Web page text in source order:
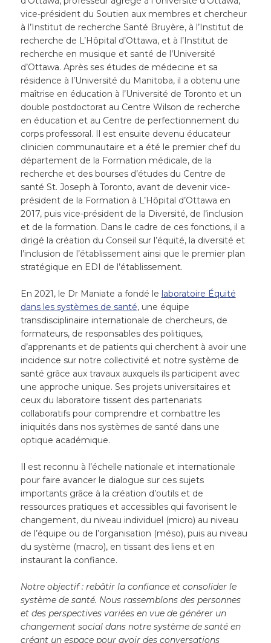
vice-président du Soutien aux membres et chercheur
à l’Institut de recherche Santé Bruyère, à l’Institut de
recherche de L’Hôpital d’Ottawa, et à l’Institut de
recherche en musique et santé de l’Université
d’Ottawa. Après ses études de médecine et sa
résidence à l’Université du Manitoba, il a obtenu une
maîtrise en éducation à l’Université de Toronto et un
double postdoctorat au Centre Wilson de recherche
en éducation et au Centre de perfectionnement du
corps professoral. Il est ensuite devenu éducateur
clinicien communautaire et a été le premier chef du
département de la Formation médicale, de la
recherche et des bourses d’études du Centre de
santé St. Joseph à Toronto, avant de devenir vice-
président de la Formation à L’Hôpital d’Ottawa en
2017, puis vice-président de la Diversité, de l’inclusion
et de la formation. Dans le cadre de ces fonctions, il a
dirigé la création du Conseil sur l’équité, la diversité et
l’inclusion de l’établissement ainsi que le premier plan
stratégique en EDI de l’établissement.
En 2021, le Dr Maniate a fondé le laboratoire Équité
dans les systèmes de santé, une équipe
transdisciplinaire internationale de chercheurs, de
formateurs, de responsables des politiques,
d’apprenants et de patients qui cherchent à avoir une
incidence sur notre collectivité et notre système de
santé grâce aux travaux auxquels ils participent avec
une approche unique. Ses projets universitaires et
ceux du laboratoire tissent des partenariats
collaboratifs pour comprendre et combattre les
iniquités dans nos systèmes de santé dans une
optique académique.
Il est reconnu à l’échelle nationale et internationale
pour faire avancer le dialogue sur ces sujets
importants grâce à la création d’outils et de
ressources pratiques et accessibles qui favorisent le
changement, du niveau individuel (micro) au niveau
de l’équipe ou de l’organisation (méso), puis au niveau
du système (macro), en tissant des liens et en
instaurant la confiance.
Notre objectif : rebâtir la confiance et consolider le
système de santé. Nous rassemblons des personnes
et des perspectives variées en vue de générer un
changement social dans notre système de santé en
créant un espace pour avoir des conversations